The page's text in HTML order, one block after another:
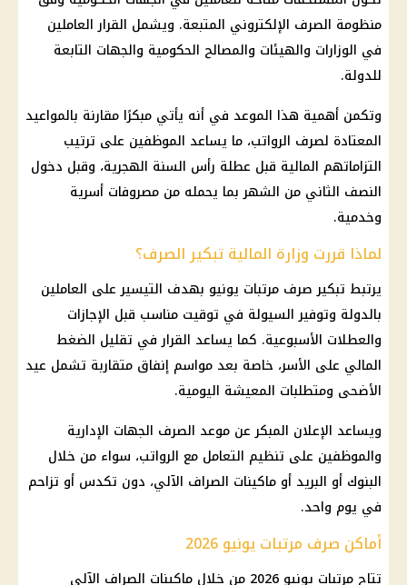
منظومة الصرف الإلكتروني المتبعة. ويشمل القرار العاملين
في الوزارات والهيئات والمصالح الحكومية والجهات التابعة
للدولة.
وتكمن أهمية هذا الموعد في أنه يأتي مبكرًا مقارنة بالمواعيد
المعتادة لصرف الرواتب، ما يساعد الموظفين على ترتيب
التزاماتهم المالية قبل عطلة رأس السنة الهجرية، وقبل دخول
النصف الثاني من الشهر بما يحمله من مصروفات أسرية
وخدمية.
لماذا قررت وزارة المالية تبكير الصرف؟
يرتبط تبكير صرف مرتبات يونيو بهدف التيسير على العاملين
بالدولة وتوفير السيولة في توقيت مناسب قبل الإجازات
والعطلات الأسبوعية. كما يساعد القرار في تقليل الضغط
المالي على الأسر، خاصة بعد مواسم إنفاق متقاربة تشمل عيد
الأضحى ومتطلبات المعيشة اليومية.
ويساعد الإعلان المبكر عن موعد الصرف الجهات الإدارية
والموظفين على تنظيم التعامل مع الرواتب، سواء من خلال
البنوك أو البريد أو ماكينات الصراف الآلي، دون تكدس أو تزاحم
في يوم واحد.
أماكن صرف مرتبات يونيو 2026
تتاح مرتبات يونيو 2026 من خلال ماكينات الصراف الآلي